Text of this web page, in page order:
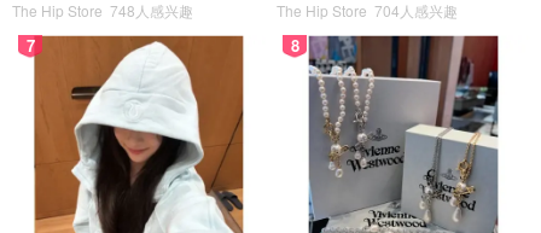
英国新闻
The Hip Store 748人感兴趣 The Hip Store 704人感兴趣
7 8